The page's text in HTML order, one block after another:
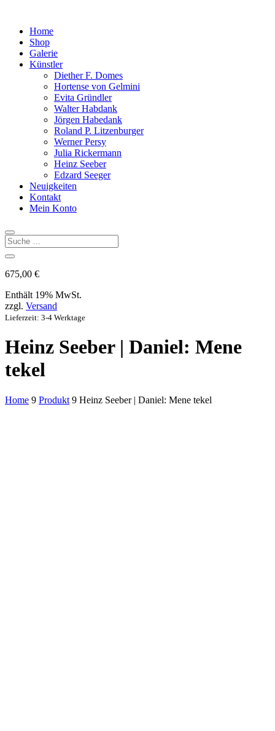
Home
Shop
Galerie
Künstler
Diether F. Domes
Hortense von Gelmini
Evita Gründler
Walter Habdank
Jörgen Habedank
Roland P. Litzenburger
Werner Persy
Julia Rickermann
Heinz Seeber
Edzard Seeger
Neuigkeiten
Kontakt
Mein Konto
675,00 €
Enthält 19% MwSt.
zzgl. Versand
Lieferzeit: 3-4 Werktage
Heinz Seeber | Daniel: Mene
tekel
Home 9 Produkt 9 Heinz Seeber | Daniel: Mene tekel